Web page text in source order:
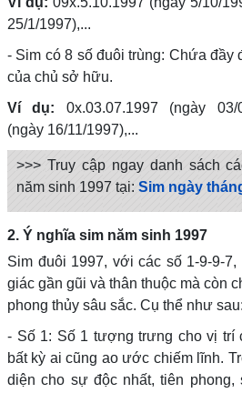
25/1/1997),...
- Sim có 8 số đuôi trùng: Chứa đầy
của chủ sở hữu.
Ví dụ: 0x.03.07.1997 (ngày 03/
(ngày 16/11/1997),...
>>> Truy cập ngay danh sách
năm sinh 1997 tại: Sim ngày
2. Ý nghĩa sim năm sinh 1997
Sim đuôi 1997, với các số 1-9-9-
giác gần gũi và thân thuộc mà còn
phong thủy sâu sắc. Cụ thể như sau:
- Số 1: Số 1 tượng trưng cho vị trí
bất kỳ ai cũng ao ước chiếm lĩnh.
diện cho sự độc nhất, tiên